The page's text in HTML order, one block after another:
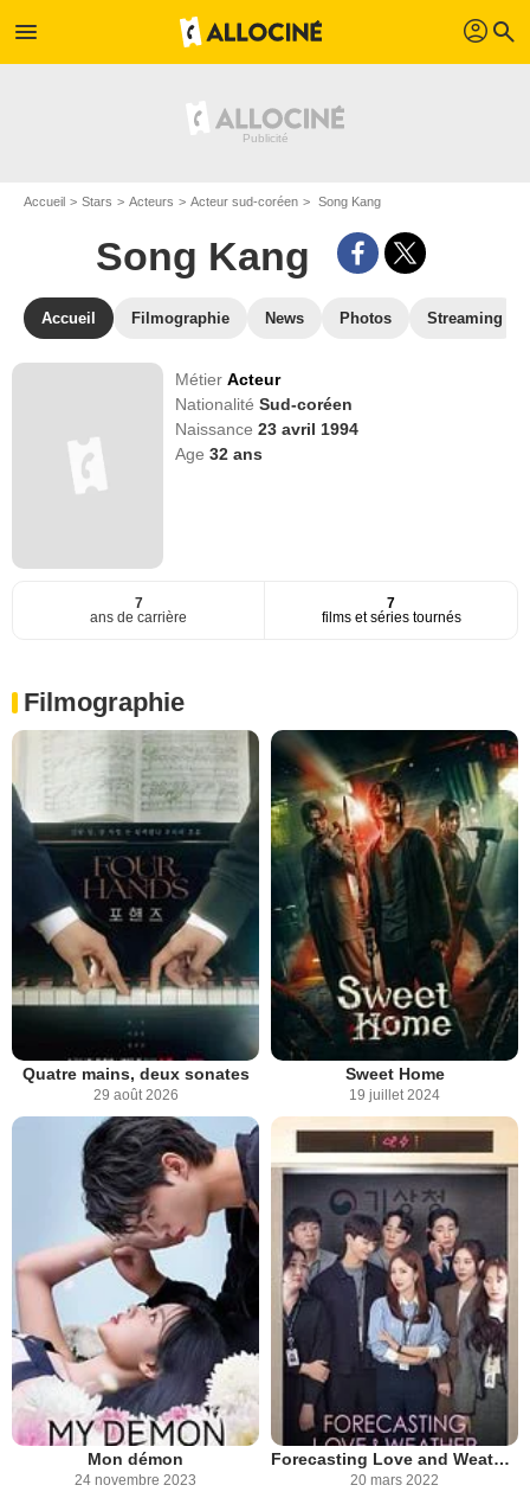
menu profil search
Accueil Stars Acteurs Acteur sud-coréen Song Kang
Song Kang
Accueil Filmographie News Photos Streaming
MétierActeur
NationalitéSud-coréen
Naissance23 avril 1994
Age32 ans
7
ans de carrière
7
films et séries tournés
Filmographie
Quatre mains, deux sonates
29 août 2026
Sweet Home
19 juillet 2024
Mon démon
24 novembre 2023
Forecasting Love and Weather
20 mars 2022